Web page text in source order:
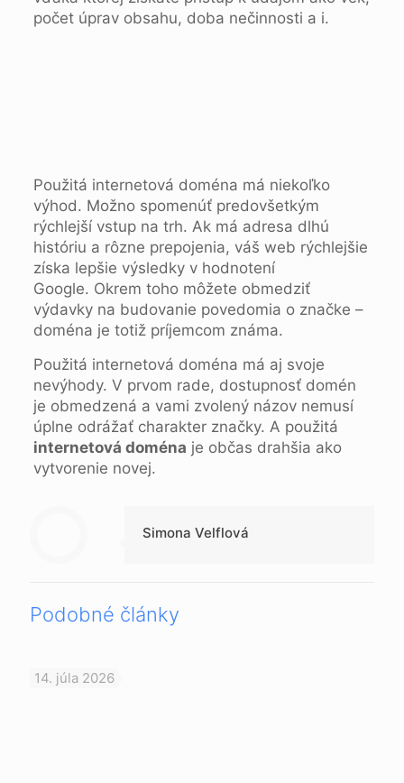
počet úprav obsahu, doba nečinnosti a i.
Použitá internetová doména má niekoľko
výhod. Možno spomenúť predovšetkým
rýchlejší vstup na trh. Ak má adresa dlhú
históriu a rôzne prepojenia, váš web rýchlejšie
získa lepšie výsledky v hodnotení
Google. Okrem toho môžete obmedziť
výdavky na budovanie povedomia o značke –
doména je totiž príjemcom známa.
Použitá internetová doména má aj svoje
nevýhody. V prvom rade, dostupnosť domén
je obmedzená a vami zvolený názov nemusí
úplne odrážať charakter značky. A použitá
internetová doména je občas drahšia ako
vytvorenie novej.
Simona Velflová
Podobné články
14. júla 2026